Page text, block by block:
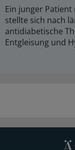
Ein junger
stellte sich nach
antidiabetische
Entgleisung und